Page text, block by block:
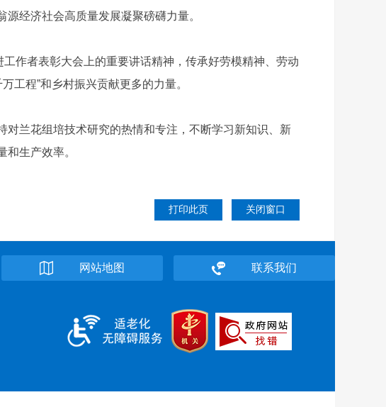
经济社会高质量发展凝聚磅礴力量。
者表彰大会上的重要讲话精神，传承好劳模精神、劳动
工程”和乡村振兴贡献更多的力量。
兰花组培技术研究的热情和专注，不断学习新知识、新
生产效率。
打印此页 关闭窗口
网站地图 联系我们